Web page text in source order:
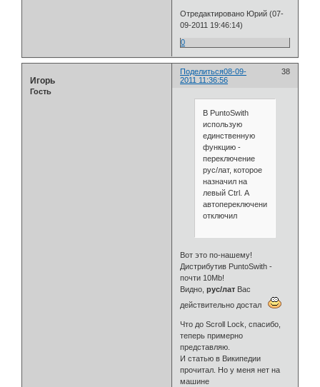
Отредактировано Юрий (07-
09-2011 19:46:14)
0
Поделиться 38
08-09-
2011 11:36:56
Игорь
Гость
B PuntoSwith
использую
единственную
функцию -
переключение
рус/лат, которое
назначил на
левый Ctrl. А
автопереключение
отключил
Вот это по-нашему!
Дистрибутив PuntoSwith -
почти 10Mb!
Видно,рус/лат Вас
действительно достал
Что до Scroll Lock, спасибо,
теперь примерно
представляю.
И статью в Википедии
прочитал. Но у меня нет на
машине